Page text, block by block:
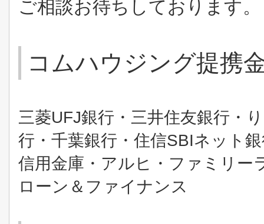
ご相談お待ちしております。
コムハウジング提携
三菱UFJ銀行・三井住友銀行・
行・千葉銀行・住信SBIネット
信用金庫・アルヒ・ファミリー
ローン＆ファイナンス